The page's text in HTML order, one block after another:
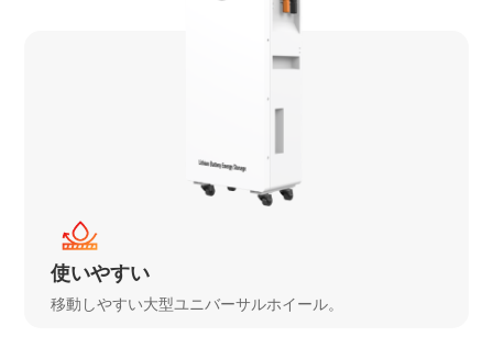
使いやすい
移動しやすい大型ユニバーサルホイール。